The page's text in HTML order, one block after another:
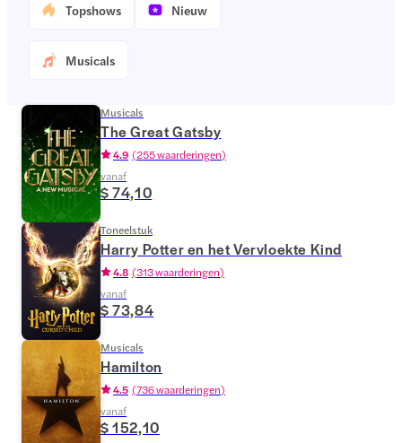
Topshows Nieuw
Musicals
Musicals
The Great Gatsby
4.9 (255 waarderingen)
vanaf
$ 74,10
Toneelstuk
Harry Potter en het Vervloekte Kind
4.8 (313 waarderingen)
vanaf
$ 73,84
Musicals
Hamilton
4.5 (736 waarderingen)
vanaf
$ 152,10